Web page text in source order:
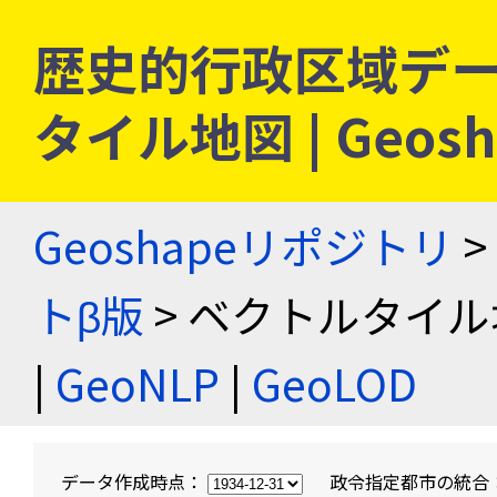
歴史的行政区域デ
タイル地図 |
Geoshapeリポジトリ >
トβ版 > ベクトルタイ
| GeoNLP | GeoLOD
データ作成時点： 政令指定都市の統